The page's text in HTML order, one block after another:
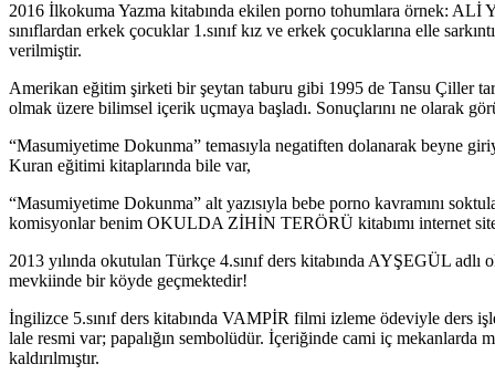
2016 İlkokuma Yazma kitabında ekilen porno tohumlara
sınıflardan erkek çocuklar 1.sınıf kız ve erkek çocuklarına elle
verilmiştir.
Amerikan eğitim şirketi bir şeytan taburu gibi 1995 de Tansu Çiller
olmak üzere bilimsel içerik uçmaya başladı. Sonuçlarını ne olarak
“Masumiyetime Dokunma” temasıyla negatiften dolanarak beyne
Kuran eğitimi kitaplarında bile var,
“Masumiyetime Dokunma” alt yazısıyla bebe porno kavramını
komisyonlar benim OKULDA ZİHİN TERÖRÜ kitabımı internet
2013 yılında okutulan Türkçe 4.sınıf ders kitabında AYŞEGÜL
mevkiinde bir köyde geçmektedir!
İngilizce 5.sınıf ders kitabında VAMPİR filmi izleme ödeviyle ders
lale resmi var; papalığın sembolüdür. İçeriğinde cami iç
kaldırılmıştır.